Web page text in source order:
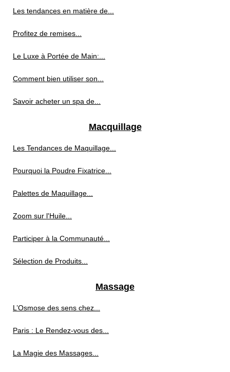
Les tendances en matière de...
Profitez de remises...
Le Luxe à Portée de Main:...
Comment bien utiliser son...
Savoir acheter un spa de...
Macquillage
Les Tendances de Maquillage...
Pourquoi la Poudre Fixatrice...
Palettes de Maquillage...
Zoom sur l'Huile...
Participer à la Communauté...
Sélection de Produits...
Massage
L’Osmose des sens chez...
Paris : Le Rendez-vous des...
La Magie des Massages...